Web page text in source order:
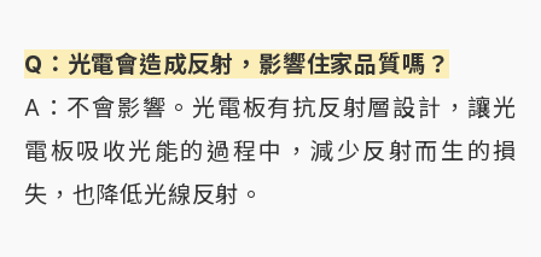
Q：光電會造成反射，影響住家品質嗎？
A：不會影響。光電板有抗反射層設計，讓光
電板吸收光能的過程中，減少反射而生的損
失，也降低光線反射。